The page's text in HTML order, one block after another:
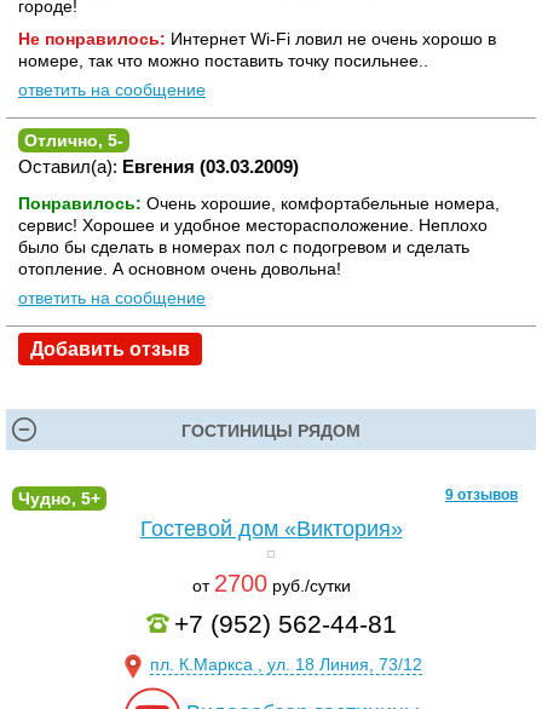
городе!
Не понравилось: Интернет Wi-Fi ловил не очень хорошо в
номере, так что можно поставить точку посильнее..
ответить на сообщение
Отлично, 5-
Оставил(а): Евгения (03.03.2009)
Понравилось: Очень хорошие, комфортабельные номера,
сервис! Хорошее и удобное месторасположение. Неплохо
было бы сделать в номерах пол с подогревом и сделать
отопление. А основном очень довольна!
ответить на сообщение
Добавить отзыв
ГОСТИНИЦЫ РЯДОМ
9 отзывов
Чудно, 5+
Гостевой дом «Виктория»
от 2700руб./сутки
+7 (952) 562-44-81
пл. К.Маркса , ул. 18 Линия, 73/12